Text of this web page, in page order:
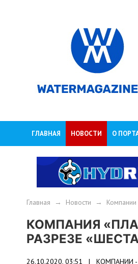
ГЛАВНАЯ НОВОСТИ О
Главная → Новости → Компании
КОМПАНИЯ
РАЗРЕЗЕ
26.10.2020, 03:51 | КОМПАНИИ